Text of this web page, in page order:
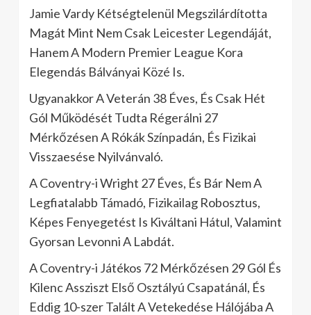
Jamie Vardy Kétségtelenül Megszilárdította
Magát Mint Nem Csak Leicester Legendáját,
Hanem A Modern Premier League Kora
Elegendás Bálványai Közé Is.
Ugyanakkor A Veterán 38 Éves, És Csak Hét
Gól Működését Tudta Régerálni 27
Mérkőzésen A Rókák Színpadán, És Fizikai
Visszaesése Nyilvánvaló.
A Coventry-i Wright 27 Éves, És Bár Nem A
Legfiatalabb Támadó, Fizikailag Robosztus,
Képes Fenyegetést Is Kiváltani Hátul, Valamint
Gyorsan Levonni A Labdát.
A Coventry-i Játékos 72 Mérkőzésen 29 Gól És
Kilenc Assziszt Első Osztályú Csapatánál, És
Eddig 10-szer Talált A Vetekedése Hálójába A